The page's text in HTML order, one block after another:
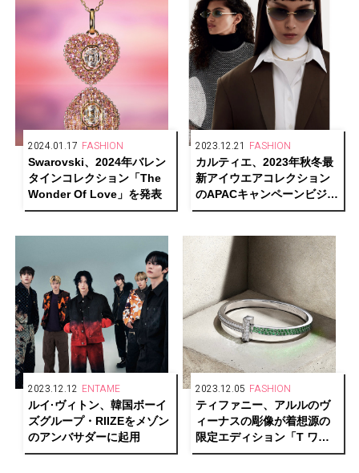
2024.01.17 FASHION
Swarovski、2024年バレン
タインコレクション「The
Wonder Of Love」を発表
2023.12.21 FASHION
カルティエ、2023年秋冬最
新アイウエアコレクション
のAPACキャンペーンビジュ
アルを公開
2023.12.12 ENTAME
ルイ·ヴィトン、韓国ボーイ
ズグループ・RIIZEをメゾン
のアンバサダーに起用
2023.12.05 FASHION
ティファニー、アルルのヴ
ィーナスの彫像が着想源の
限定エディション「T ワン
ブレスレット＆バスト」を